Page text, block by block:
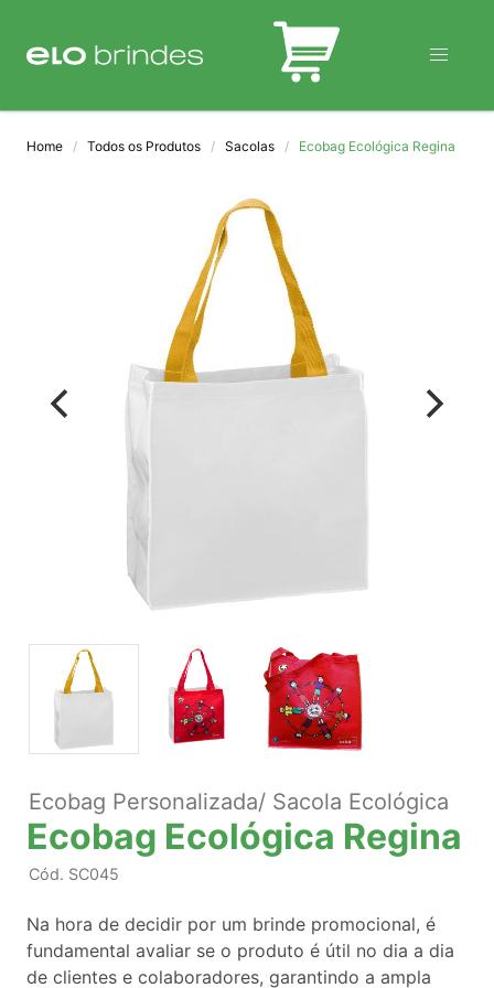
BLOG
Home Todos os Produtos Sacolas Ecobag Ecológica Regina
Ecobag Personalizada/ Sacola Ecológica
Ecobag Ecológica Regina
Cód. SC045
Na hora de decidir por um brinde promocional, é
fundamental avaliar se o produto é útil no dia a dia
de clientes e colaboradores, garantindo a ampla